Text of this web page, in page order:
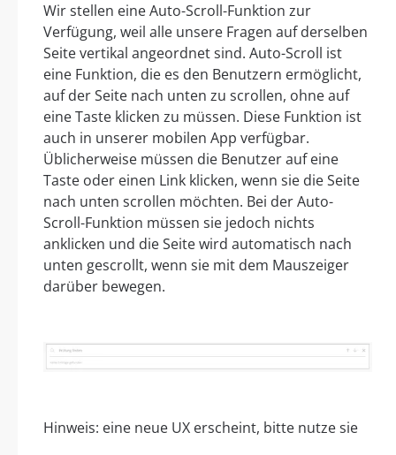
Wir stellen eine Auto-Scroll-Funktion zur
Verfügung, weil alle unsere Fragen auf derselben
Seite vertikal angeordnet sind. Auto-Scroll ist
eine Funktion, die es den Benutzern ermöglicht,
auf der Seite nach unten zu scrollen, ohne auf
eine Taste klicken zu müssen. Diese Funktion ist
auch in unserer mobilen App verfügbar.
Üblicherweise müssen die Benutzer auf eine
Taste oder einen Link klicken, wenn sie die Seite
nach unten scrollen möchten. Bei der Auto-
Scroll-Funktion müssen sie jedoch nichts
anklicken und die Seite wird automatisch nach
unten gescrollt, wenn sie mit dem Mauszeiger
darüber bewegen.
Hinweis: eine neue UX erscheint, bitte nutze sie